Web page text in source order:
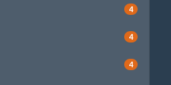
4
4
4